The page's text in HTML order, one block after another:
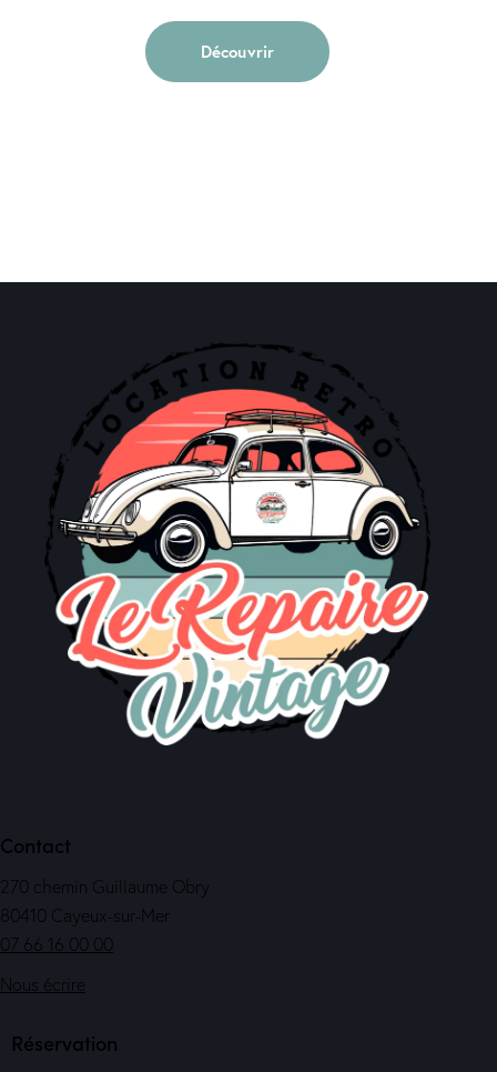
Découvrir
Contact
270 chemin Guillaume Obry
80410 Cayeux-sur-Mer
07 66 16 00 00
Nous écrire
Réservation